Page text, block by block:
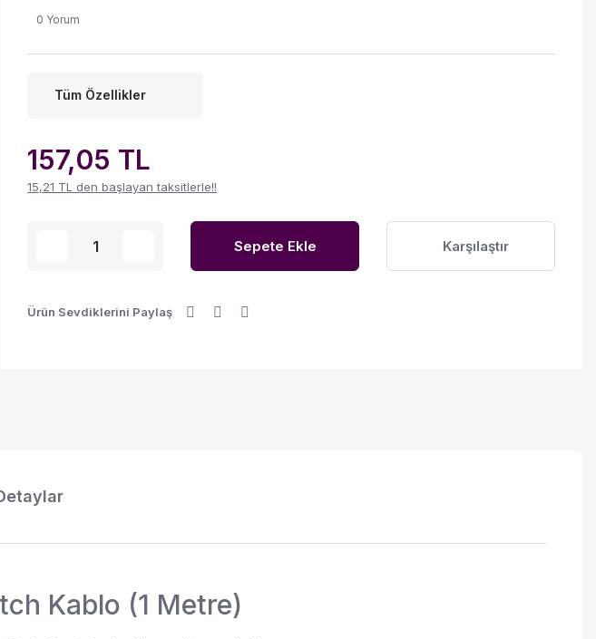
0 Yorum
Tüm Özellikler
157,05 TL
15,21 TL den başlayan taksitlerle!!
Sepete Ekle Karşılaştır
Ürün Sevdiklerini Paylaş
Kablo (1 Metre)